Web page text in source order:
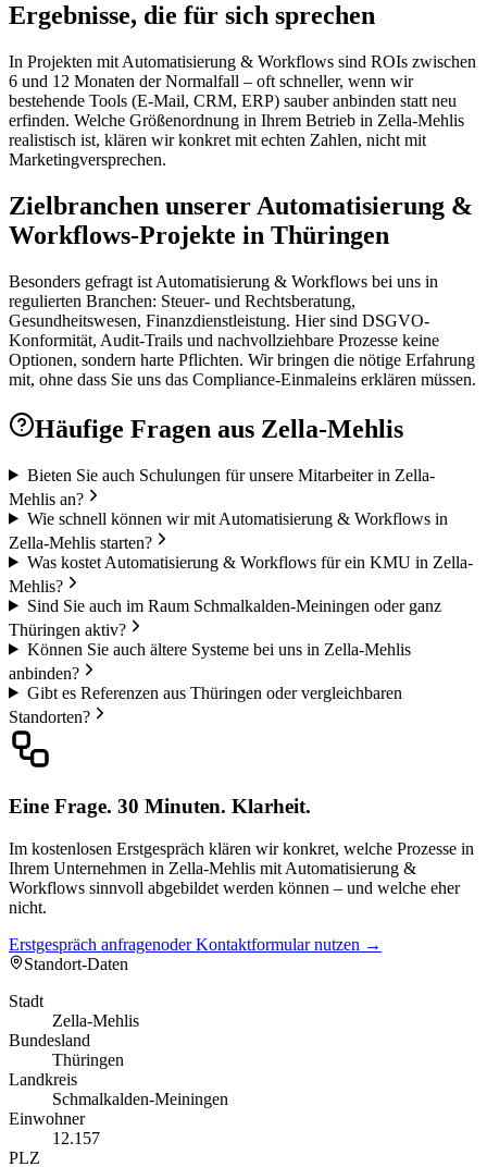
Ergebnisse, die für sich sprechen
In Projekten mit Automatisierung & Workflows sind ROIs zwischen
6 und 12 Monaten der Normalfall – oft schneller, wenn wir
bestehende Tools (E-Mail, CRM, ERP) sauber anbinden statt neu
erfinden. Welche Größenordnung in Ihrem Betrieb in Zella-Mehlis
realistisch ist, klären wir konkret mit echten Zahlen, nicht mit
Marketingversprechen.
Zielbranchen unserer Automatisierung &
Workflows-Projekte in Thüringen
Besonders gefragt ist Automatisierung & Workflows bei uns in
regulierten Branchen: Steuer- und Rechtsberatung,
Gesundheitswesen, Finanzdienstleistung. Hier sind DSGVO-
Konformität, Audit-Trails und nachvollziehbare Prozesse keine
Optionen, sondern harte Pflichten. Wir bringen die nötige Erfahrung
mit, ohne dass Sie uns das Compliance-Einmaleins erklären müssen.
Häufige Fragen aus Zella-Mehlis
Bieten Sie auch Schulungen für unsere Mitarbeiter in Zella-
Mehlis an?
Wie schnell können wir mit Automatisierung & Workflows in
Zella-Mehlis starten?
Was kostet Automatisierung & Workflows für ein KMU in Zella-
Mehlis?
Sind Sie auch im Raum Schmalkalden-Meiningen oder ganz
Thüringen aktiv?
Können Sie auch ältere Systeme bei uns in Zella-Mehlis
anbinden?
Gibt es Referenzen aus Thüringen oder vergleichbaren
Standorten?
Eine Frage. 30 Minuten. Klarheit.
Im kostenlosen Erstgespräch klären wir konkret, welche Prozesse in
Ihrem Unternehmen in Zella-Mehlis mit Automatisierung &
Workflows sinnvoll abgebildet werden können – und welche eher
nicht.
Erstgespräch anfragenoder Kontaktformular nutzen →
Standort-Daten
Stadt
Zella-Mehlis
Bundesland
Thüringen
Landkreis
Schmalkalden-Meiningen
Einwohner
12.157
PLZ